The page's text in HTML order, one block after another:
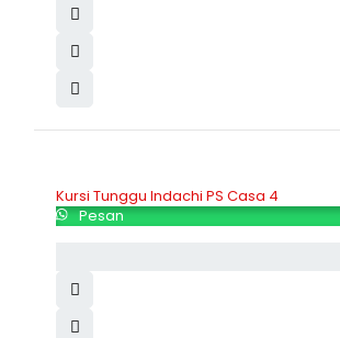
Kursi Tunggu Indachi PS Casa 4
Pesan